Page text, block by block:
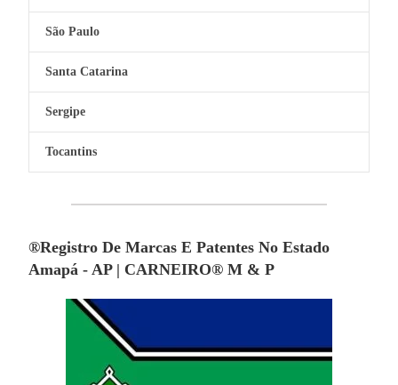
São Paulo
Santa Catarina
Sergipe
Tocantins
®Registro De Marcas E Patentes No Estado
Amapá - AP | CARNEIRO® M & P